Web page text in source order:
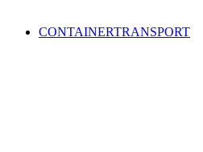
CONTAINERTRANSPORT